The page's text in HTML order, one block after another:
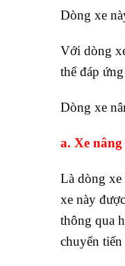
Dòng xe
Với dòng
thể đáp
Dòng xe
a. Xe
Là dòng xe
xe này
thông qua
chuyển